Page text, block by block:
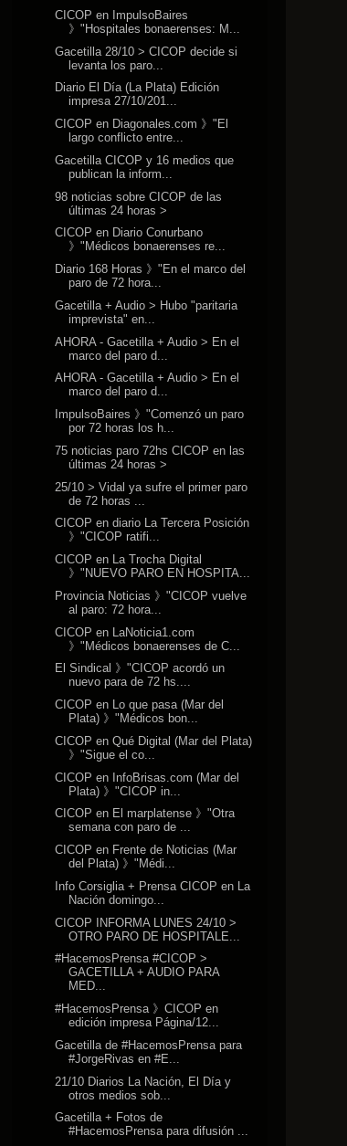
CICOP en ImpulsoBaires
》"Hospitales bonaerenses: M...
Gacetilla 28/10 > CICOP decide si
levanta los paro...
Diario El Día (La Plata) Edición
impresa 27/10/201...
CICOP en Diagonales.com 》"El
largo conflicto entre...
Gacetilla CICOP y 16 medios que
publican la inform...
98 noticias sobre CICOP de las
últimas 24 horas >
CICOP en Diario Conurbano
》"Médicos bonaerenses re...
Diario 168 Horas 》"En el marco del
paro de 72 hora...
Gacetilla + Audio > Hubo "paritaria
imprevista" en...
AHORA - Gacetilla + Audio > En el
marco del paro d...
AHORA - Gacetilla + Audio > En el
marco del paro d...
ImpulsoBaires 》"Comenzó un paro
por 72 horas los h...
75 noticias paro 72hs CICOP en las
últimas 24 horas >
25/10 > Vidal ya sufre el primer paro
de 72 horas ...
CICOP en diario La Tercera Posición
》"CICOP ratifi...
CICOP en La Trocha Digital
》"NUEVO PARO EN HOSPITA...
Provincia Noticias 》"CICOP vuelve
al paro: 72 hora...
CICOP en LaNoticia1.com
》"Médicos bonaerenses de C...
El Sindical 》"CICOP acordó un
nuevo para de 72 hs....
CICOP en Lo que pasa (Mar del
Plata) 》"Médicos bon...
CICOP en Qué Digital (Mar del Plata)
》"Sigue el co...
CICOP en InfoBrisas.com (Mar del
Plata) 》"CICOP in...
CICOP en El marplatense 》"Otra
semana con paro de ...
CICOP en Frente de Noticias (Mar
del Plata) 》"Médi...
Info Corsiglia + Prensa CICOP en La
Nación domingo...
CICOP INFORMA LUNES 24/10 >
OTRO PARO DE HOSPITALE...
#HacemosPrensa #CICOP >
GACETILLA + AUDIO PARA
MED...
#HacemosPrensa 》CICOP en
edición impresa Página/12...
Gacetilla de #HacemosPrensa para
#JorgeRivas en #E...
21/10 Diarios La Nación, El Día y
otros medios sob...
Gacetilla + Fotos de
#HacemosPrensa para difusión ...